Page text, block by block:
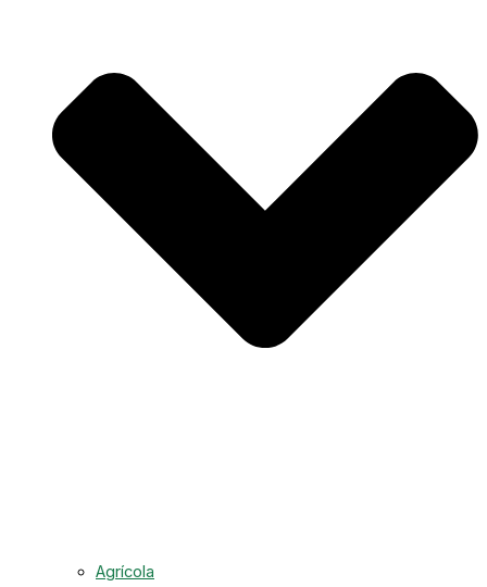
Agrícola